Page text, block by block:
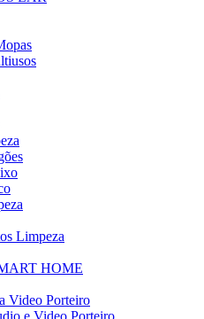
Limpeza
HOME
Video Porteiro
e Video Porteiro